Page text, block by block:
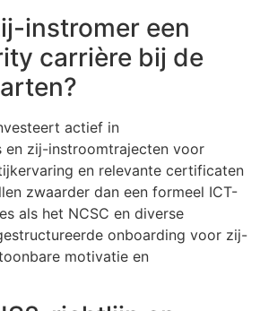
instromer een
carrière bij de
actief in
en zij-instroomtrajecten voor
en relevante certificaten
zwaarder dan een formeel ICT-
als het NCSC en diverse
onboarding voor zij-
motivatie en